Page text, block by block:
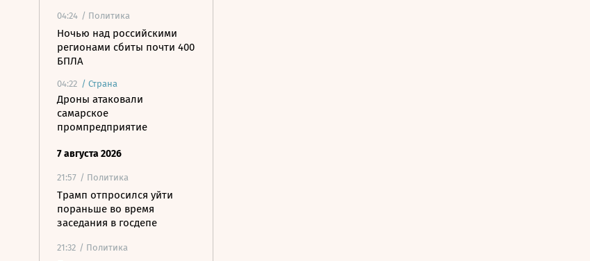
04:24 / Политика
Ночью над российскими
регионами сбиты почти 400
БПЛА
04:22 / Страна
Дроны атаковали
самарское
промпредприятие
7 августа 2026
21:57 / Политика
Трамп отпросился уйти
пораньше во время
заседания в госдепе
21:32 / Политика